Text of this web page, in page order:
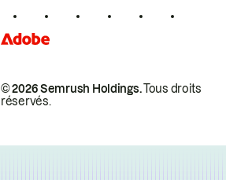
© 2026 Semrush Holdings.Tous droits
réservés.